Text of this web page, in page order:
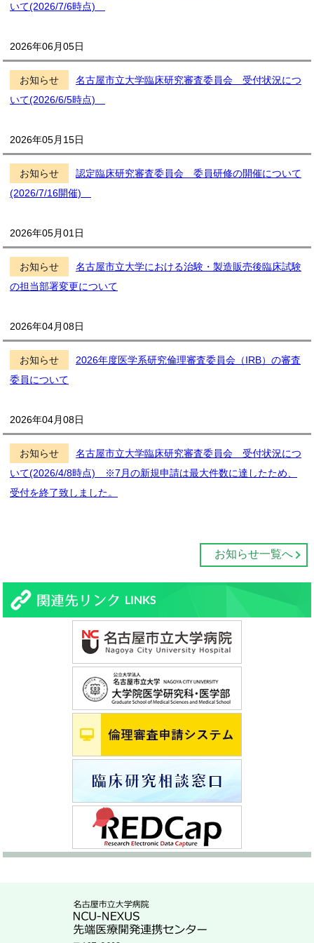
いて(2026/7/6時点)
2026年06月05日
お知らせ
名古屋市立大学臨床研究審査委員会 受付状況につ
いて(2026/6/5時点)
2026年05月15日
お知らせ
認定臨床研究審査委員会 委員研修の開催について
(2026/7/16開催)
2026年05月01日
お知らせ
名古屋市立大学における治験・製造販売後臨床試験
の担当部署変更について
2026年04月08日
お知らせ
2026年度医学系研究倫理審査委員会（IRB）の審査
委員について
2026年04月08日
お知らせ
名古屋市立大学臨床研究審査委員会 受付状況につ
いて(2026/4/8時点) ※7月の新規申請は最大件数に達したため、
受付を終了致しました。
お知らせ一覧へ